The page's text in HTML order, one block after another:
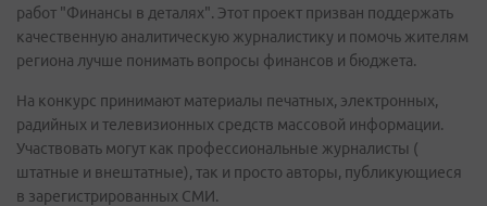
работ "Финансы в деталях". Этот проект призван поддержать
качественную аналитическую журналистику и помочь жителям
региона лучше понимать вопросы финансов и бюджета.
На конкурс принимают материалы печатных, электронных,
радийных и телевизионных средств массовой информации.
Участвовать могут как профессиональные журналисты (
штатные и внештатные), так и просто авторы, публикующиеся
в зарегистрированных СМИ.